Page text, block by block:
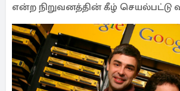
என்ற நிறுவனத்தின் கீழ் செயல்பட்டு